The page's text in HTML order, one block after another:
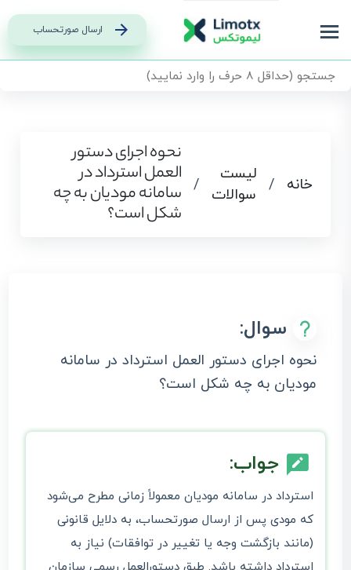
ارسال صورتحساب
خانه /
لیست
سوالات
/
نحوه اجرای دستور
العمل استرداد در
سامانه مودیان به چه
شکل است؟
سوال:
نحوه اجرای دستور العمل استرداد در سامانه
مودیان به چه شکل است؟
جواب:
استرداد در سامانه مودیان معمولاً زمانی مطرح می‌شود
که مودی پس از ارسال صورتحساب، به دلایل قانونی
(مانند بازگشت وجه یا تغییر در توافقات) نیاز به